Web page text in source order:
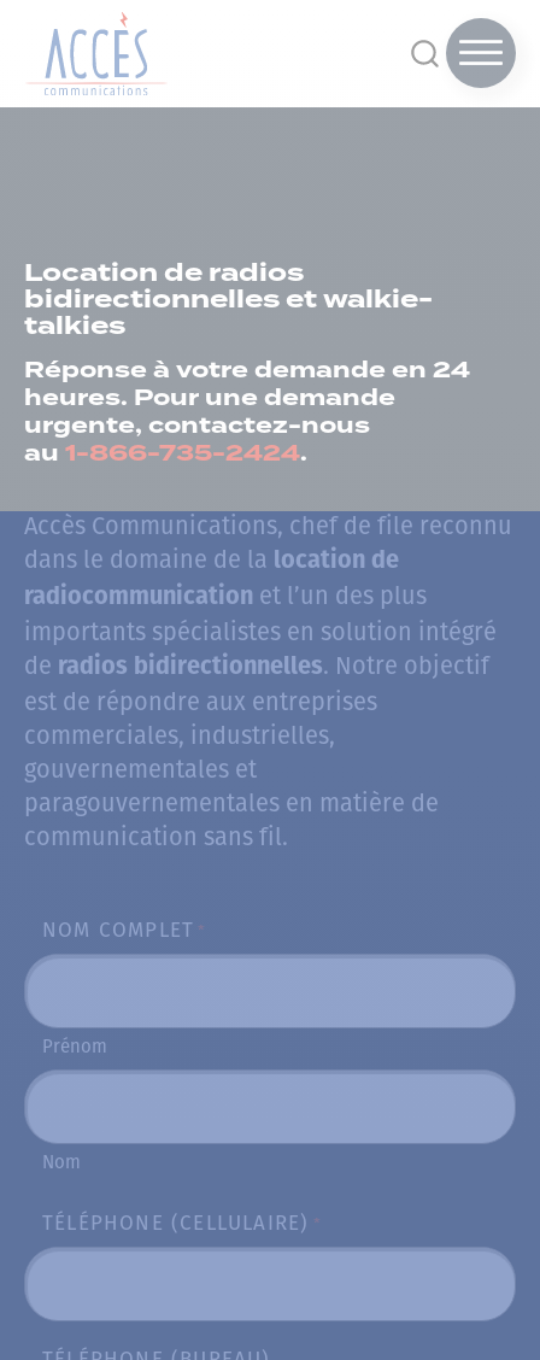
Location de radios
bidirectionnelles et walkie-
talkies
Réponse à votre demande en 24
heures. Pour une demande
urgente, contactez-nous
au 1-866-735-2424.
Accès Communications, chef de file reconnu
dans le domaine de la location de
radiocommunication et l’un des plus
importants spécialistes en solution intégré
de radios bidirectionnelles. Notre objectif
est de répondre aux entreprises
commerciales, industrielles,
gouvernementales et
paragouvernementales en matière de
communication sans fil.
NOM COMPLET *
Prénom
Nom
TÉLÉPHONE (CELLULAIRE) *